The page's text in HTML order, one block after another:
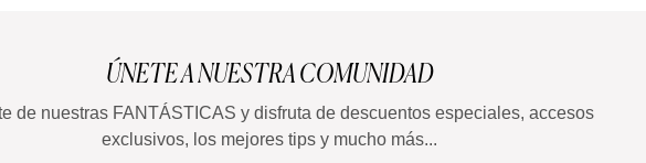
ÚNETE A NUESTRA COMUNIDAD
de nuestras FANTÁSTICAS y disfruta de descuentos especiales, accesos
exclusivos, los mejores tips y mucho más...